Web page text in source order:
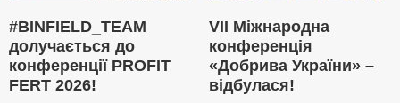
#BINFIELD_TEAM
долучається до
конференції PROFIT
FERT 2026!
VII Міжнародна
конференція
«Добрива України» –
відбулася!